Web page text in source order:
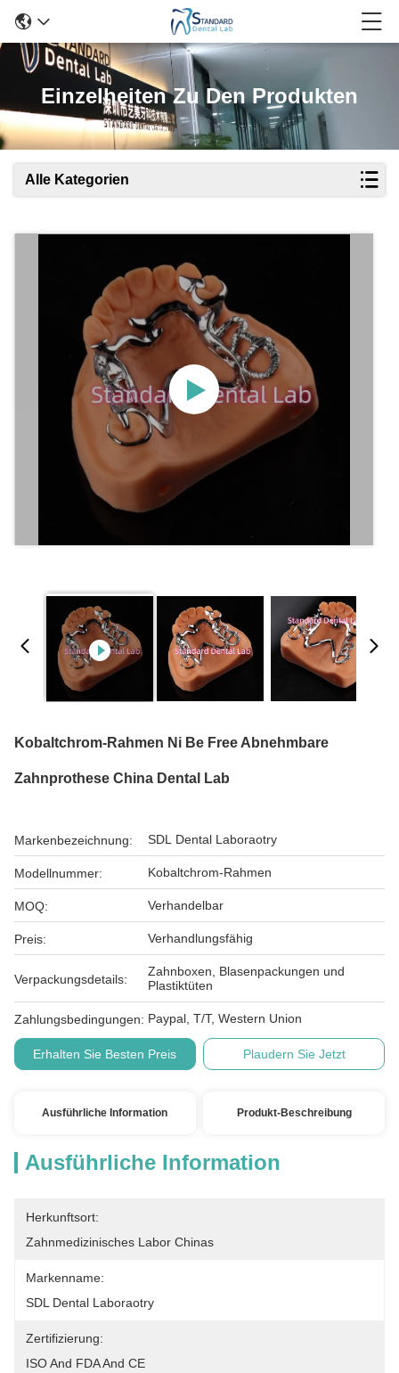
Einzelheiten Zu Den Produkten
Alle Kategorien
Kobaltchrom-Rahmen Ni Be Free Abnehmbare
Zahnprothese China Dental Lab
Markenbezeichnung: SDL Dental Laboraotry
Modellnummer: Kobaltchrom-Rahmen
MOQ: Verhandelbar
Preis: Verhandlungsfähig
Verpackungsdetails:
Zahnboxen, Blasenpackungen und
Plastiktüten
Zahlungsbedingungen: Paypal, T/T, Western Union
Erhalten Sie Besten Preis Plaudern Sie Jetzt
Ausführliche Information Produkt-Beschreibung
Ausführliche Information
Herkunftsort:
Zahnmedizinisches Labor Chinas
Markenname:
SDL Dental Laboraotry
Zertifizierung:
ISO And FDA And CE